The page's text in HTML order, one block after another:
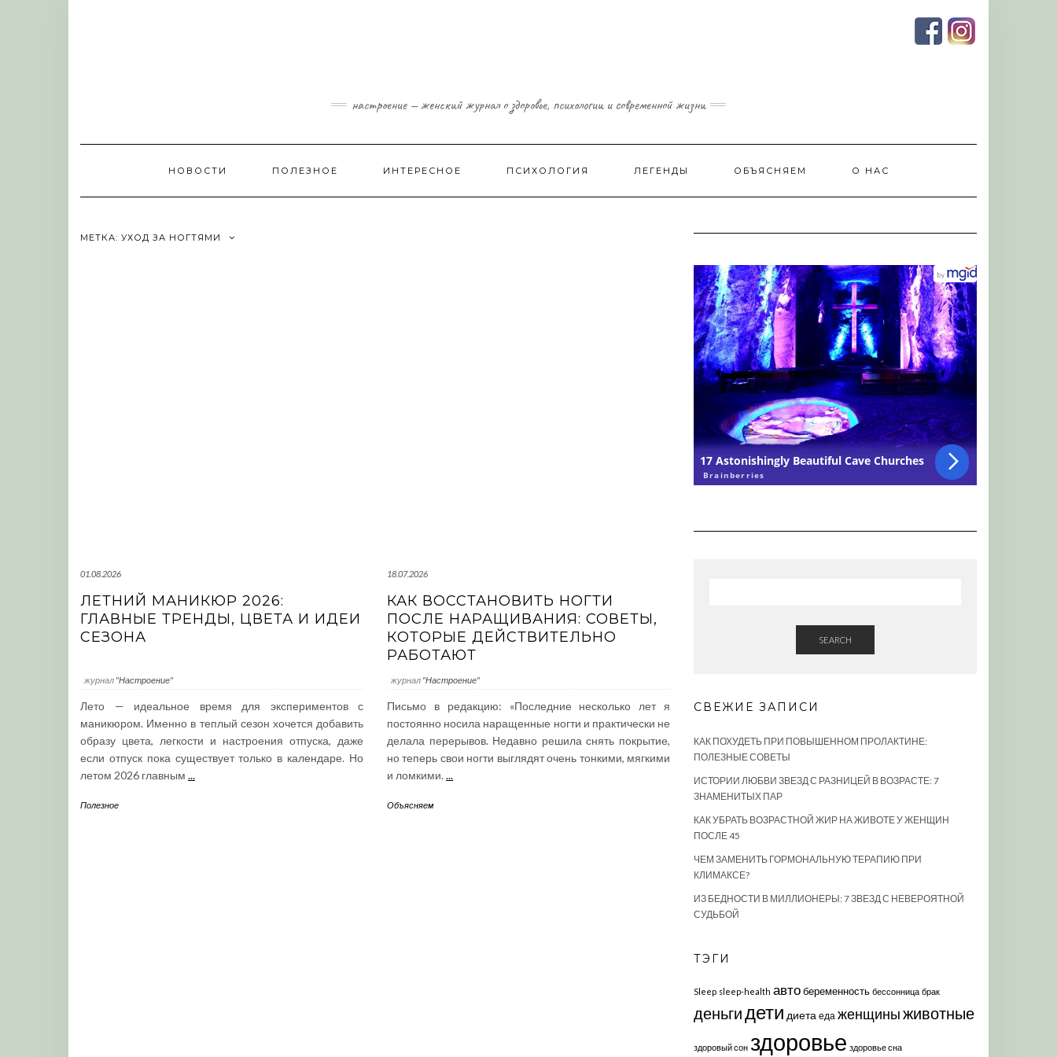
настроение — женский журнал о здоровье, психологии и современной жизни
НОВОСТИ ПОЛЕЗНОЕ ИНТЕРЕСНОЕ ПСИХОЛОГИЯ ЛЕГЕНДЫ ОБЪЯСНЯЕМ О НАС
МЕТКА: УХОД ЗА НОГТЯМИ
01.08.2026
ЛЕТНИЙ МАНИКЮР 2026:
ГЛАВНЫЕ ТРЕНДЫ, ЦВЕТА И ИДЕИ
СЕЗОНА
журнал "Настроение"
Лето — идеальное время для экспериментов с
маникюром. Именно в теплый сезон хочется добавить
образу цвета, легкости и настроения отпуска, даже
если отпуск пока существует только в календаре. Но
летом 2026 главным ...
Полезное
18.07.2026
КАК ВОССТАНОВИТЬ НОГТИ
ПОСЛЕ НАРАЩИВАНИЯ: СОВЕТЫ,
КОТОРЫЕ ДЕЙСТВИТЕЛЬНО
РАБОТАЮТ
журнал "Настроение"
Письмо в редакцию: «Последние несколько лет я
постоянно носила наращенные ногти и практически не
делала перерывов. Недавно решила снять покрытие,
но теперь свои ногти выглядят очень тонкими, мягкими
и ломкими....
Объясняем
SEARCH
СВЕЖИЕ ЗАПИСИ
КАК ПОХУДЕТЬ ПРИ ПОВЫШЕННОМ ПРОЛАКТИНЕ:
ПОЛЕЗНЫЕ СОВЕТЫ
ИСТОРИИ ЛЮБВИ ЗВЕЗД С РАЗНИЦЕЙ В ВОЗРАСТЕ: 7
ЗНАМЕНИТЫХ ПАР
КАК УБРАТЬ ВОЗРАСТНОЙ ЖИР НА ЖИВОТЕ У ЖЕНЩИН
ПОСЛЕ 45
ЧЕМ ЗАМЕНИТЬ ГОРМОНАЛЬНУЮ ТЕРАПИЮ ПРИ
КЛИМАКСЕ?
ИЗ БЕДНОСТИ В МИЛЛИОНЕРЫ: 7 ЗВЕЗД С НЕВЕРОЯТНОЙ
СУДЬБОЙ
ТЭГИ
Sleep sleep-health автобеременность бессонница брак
деньгидети диета еда женщиныживотные
здоровый сон здоровье здоровье сна